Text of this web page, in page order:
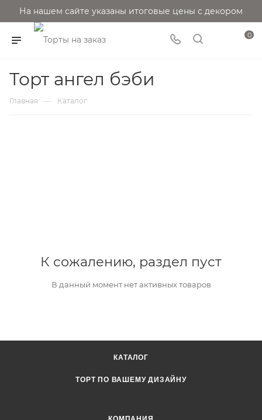
На нашем сайте указаны итоговые цены с декором
0
Торт ангел бэби
Главная — Каталог
К сожалению, раздел пуст
В данный момент нет активных товаров
КАТАЛОГ
ТОРТ ПО ВАШЕМУ ДИЗАЙНУ